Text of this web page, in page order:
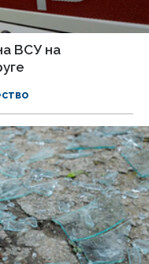
ВСУ на